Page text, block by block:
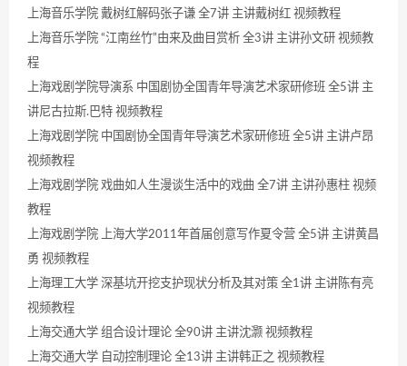
上海音乐学院 戴树红解码张子谦 全7讲 主讲戴树红 视频教程
上海音乐学院 “江南丝竹”由来及曲目赏析 全3讲 主讲孙文研 视频教
程
上海戏剧学院导演系 中国剧协全国青年导演艺术家研修班 全5讲 主
讲尼古拉斯.巴特 视频教程
上海戏剧学院 中国剧协全国青年导演艺术家研修班 全5讲 主讲卢昂
视频教程
上海戏剧学院 戏曲如人生漫谈生活中的戏曲 全7讲 主讲孙惠柱 视频
教程
上海戏剧学院 上海大学2011年首届创意写作夏令营 全5讲 主讲黄昌
勇 视频教程
上海理工大学 深基坑开挖支护现状分析及其对策 全1讲 主讲陈有亮
视频教程
上海交通大学 组合设计理论 全90讲 主讲沈灏 视频教程
上海交通大学 自动控制理论 全13讲 主讲韩正之 视频教程